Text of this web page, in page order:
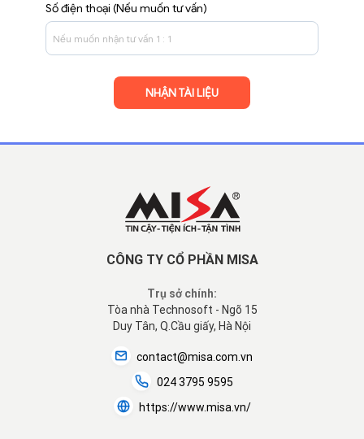
Số điện thoại (Nếu muốn tư vấn)
CÔNG TY CỔ PHẦN MISA
Trụ sở chính:
Tòa nhà Technosoft - Ngõ 15
Duy Tân, Q.Cầu giấy, Hà Nội
contact@misa.com.vn
024 3795 9595
https://www.misa.vn/